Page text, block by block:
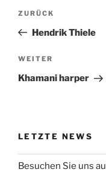
Vorheriger
Beitrag
ZURÜCK
Hendrik Thiele
Nächster
Beitrag
WEITER
Khamani harper
LETZTE NEWS
Besuchen Sie uns